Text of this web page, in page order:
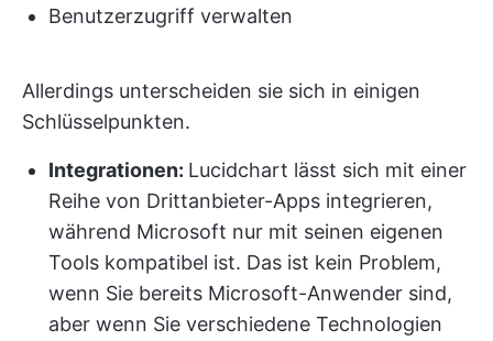
Benutzerzugriff verwalten
Allerdings unterscheiden sie sich in einigen
Schlüsselpunkten.
Integrationen: Lucidchart lässt sich mit einer
Reihe von Drittanbieter-Apps integrieren,
während Microsoft nur mit seinen eigenen
Tools kompatibel ist. Das ist kein Problem,
wenn Sie bereits Microsoft-Anwender sind,
aber wenn Sie verschiedene Technologien